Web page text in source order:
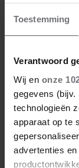
Toestemming
Verantwoord
Wij en onze
gegevens (bijv.
technologieën
apparaat op te
advertenties